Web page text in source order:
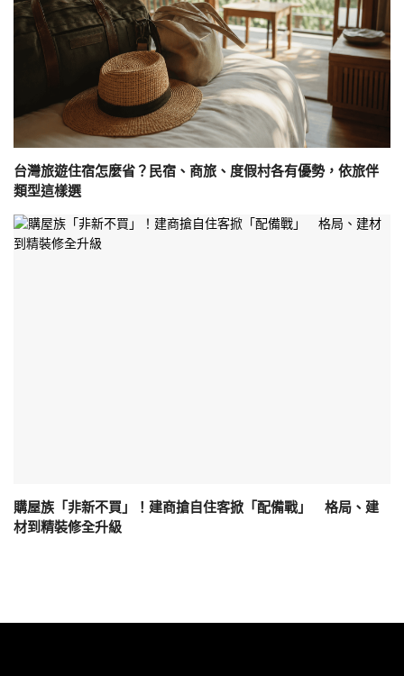
台灣旅遊住宿怎麼省？民宿、商旅、度假村各有優勢，依旅伴
類型這樣選
購屋族「非新不買」！建商搶自住客掀「配備戰」 格局、建
材到精裝修全升級